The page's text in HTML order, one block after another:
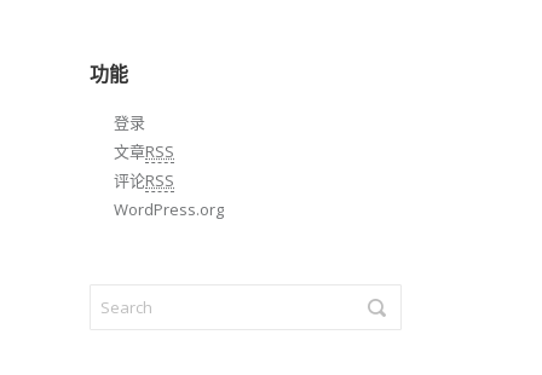
功能
登录
文章RSS
评论RSS
WordPress.org